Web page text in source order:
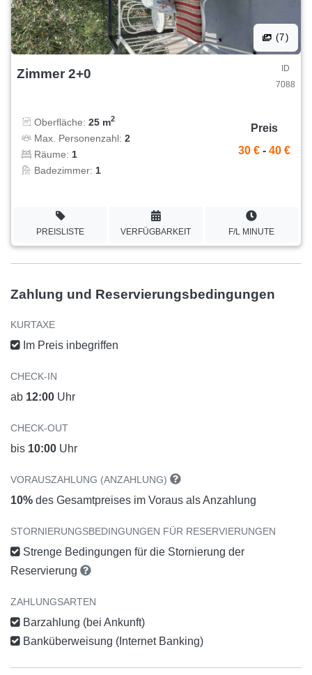
(7)
Zimmer 2+0
ID
7088
Oberfläche: 25 m2
Max. Personenzahl: 2
Räume: 1
Badezimmer: 1
Preis
30 € - 40 €
PREISLISTE VERFÜGBARKEIT F/L MINUTE
Zahlung und Reservierungsbedingungen
KURTAXE
Im Preis inbegriffen
CHECK-IN
ab 12:00 Uhr
CHECK-OUT
bis 10:00 Uhr
VORAUSZAHLUNG (ANZAHLUNG)
10% des Gesamtpreises im Voraus als Anzahlung
STORNIERUNGSBEDINGUNGEN FÜR RESERVIERUNGEN
Strenge Bedingungen für die Stornierung der
Reservierung
ZAHLUNGSARTEN
Barzahlung (bei Ankunft)
Banküberweisung (Internet Banking)